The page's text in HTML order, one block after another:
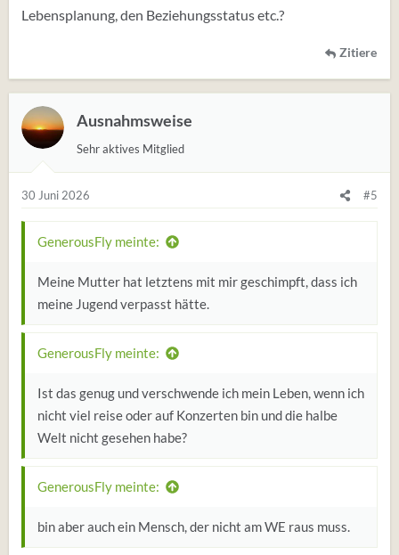
Lebensplanung, den Beziehungsstatus etc.?
Zitiere
Ausnahmsweise
Sehr aktives Mitglied
30 Juni 2026 #5
GenerousFly meinte:
Meine Mutter hat letztens mit mir geschimpft, dass ich
meine Jugend verpasst hätte.
GenerousFly meinte:
Ist das genug und verschwende ich mein Leben, wenn ich
nicht viel reise oder auf Konzerten bin und die halbe
Welt nicht gesehen habe?
GenerousFly meinte:
bin aber auch ein Mensch, der nicht am WE raus muss.